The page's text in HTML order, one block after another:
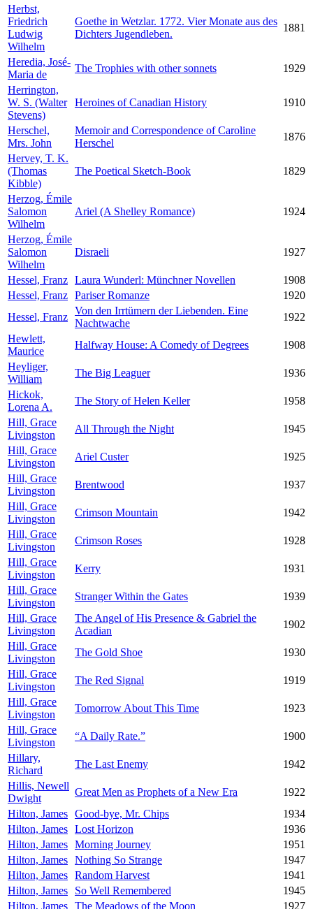
Herbst,
Friedrich
Ludwig
Wilhelm
Goethe in Wetzlar. 1772. Vier Monate aus des
Dichters Jugendleben.
1881
Heredia, José-
Maria de
The Trophies with other sonnets
1929
Herrington,
W. S. (Walter
Stevens)
Heroines of Canadian History 1910
Herschel,
Mrs. John
Memoir and Correspondence of Caroline
Herschel
1876
Hervey, T. K.
(Thomas
Kibble)
The Poetical Sketch-Book 1829
Herzog, Émile
Salomon
Wilhelm
Ariel (A Shelley Romance) 1924
Herzog, Émile
Salomon
Wilhelm
Disraeli 1927
Hessel, Franz Laura Wunderl: Münchner Novellen
1908
Hessel, Franz Pariser Romanze
1920
Hessel, Franz
Von den Irrtümern der Liebenden. Eine
Nachtwache
1922
Hewlett,
Maurice
Halfway House: A Comedy of Degrees
1908
Heyliger,
William
The Big Leaguer
1936
Hickok,
Lorena A.
The Story of Helen Keller
1958
Hill, Grace
Livingston
All Through the Night
1945
Hill, Grace
Livingston
Ariel Custer
1925
Hill, Grace
Livingston
Brentwood
1937
Hill, Grace
Livingston
Crimson Mountain
1942
Hill, Grace
Livingston
Crimson Roses
1928
Hill, Grace
Livingston
Kerry
1931
Hill, Grace
Livingston
Stranger Within the Gates
1939
Hill, Grace
Livingston
The Angel of His Presence & Gabriel the
Acadian
1902
Hill, Grace
Livingston
The Gold Shoe
1930
Hill, Grace
Livingston
The Red Signal
1919
Hill, Grace
Livingston
Tomorrow About This Time
1923
Hill, Grace
Livingston
“A Daily Rate.”
1900
Hillary,
Richard
The Last Enemy
1942
Hillis, Newell
Dwight
Great Men as Prophets of a New Era
1922
Hilton, James Good-bye, Mr. Chips
1934
Hilton, James Lost Horizon
1936
Hilton, James Morning Journey
1951
Hilton, James Nothing So Strange
1947
Hilton, James Random Harvest
1941
Hilton, James
So Well Remembered
1945
Hilton, James The Meadows of the Moon 1927